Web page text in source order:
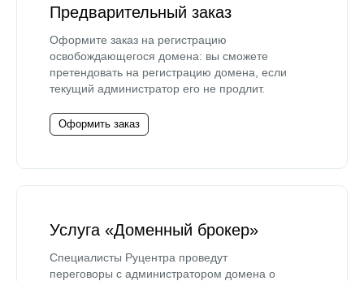
Предварительный заказ
Оформите заказ на регистрацию
освобождающегося домена: вы сможете
претендовать на регистрацию домена, если
текущий администратор его не продлит.
Оформить заказ
Услуга «Доменный брокер»
Специалисты Руцентра проведут
переговоры с администратором домена о